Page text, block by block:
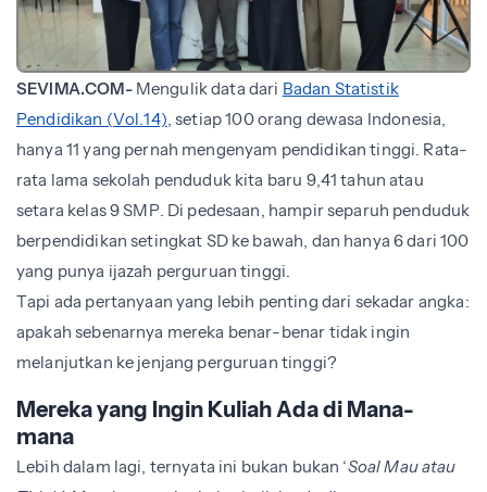
SEVIMA.COM- Mengulik data dari Badan Statistik
Pendidikan (Vol.14) , setiap 100 orang dewasa Indonesia,
hanya 11 yang pernah mengenyam pendidikan tinggi. Rata-
rata lama sekolah penduduk kita baru 9,41 tahun atau
setara kelas 9 SMP. Di pedesaan, hampir separuh penduduk
berpendidikan setingkat SD ke bawah, dan hanya 6 dari 100
yang punya ijazah perguruan tinggi.
Tapi ada pertanyaan yang lebih penting dari sekadar angka:
apakah sebenarnya mereka benar-benar tidak ingin
melanjutkan ke jenjang perguruan tinggi?
Mereka yang Ingin Kuliah Ada di Mana-
mana
Lebih dalam lagi, ternyata ini bukan bukan ‘Soal Mau atau